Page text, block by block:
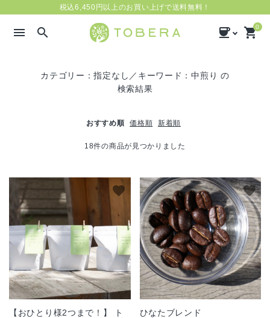
税込6,450円以上のお買い上げで送料無料！
menu search coffee 0
shopping_cart
search
新着商品
気分で選ぶ
インスタグラム掲載商品
ギフトを選ぶ
カテゴリー：指定なし／キーワード：中煎り の
検索結果
おすすめ順 価格順 新着順
18件の商品が見つかりました
【おひとり様2つまで！】 ト
favorite
ひなたブレンド
favorite